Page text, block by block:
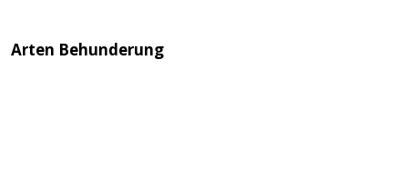
Arten Behunderung